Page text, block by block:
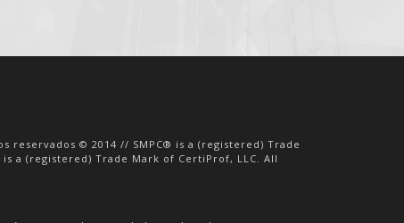
© 2014 // SMPC® is a (registered) Trade
a (registered) Trade Mark of CertiProf, LLC. All